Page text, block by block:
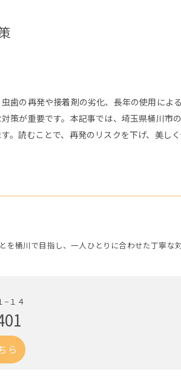
歯の再発や接着剤の劣化、長年の使用によ
策が重要です。本記事では、埼玉県桶川市
。読むことで、再発のリスクを下げ、美し
桶川で目指し、一人ひとりに合わせた丁寧な
−１４
ら